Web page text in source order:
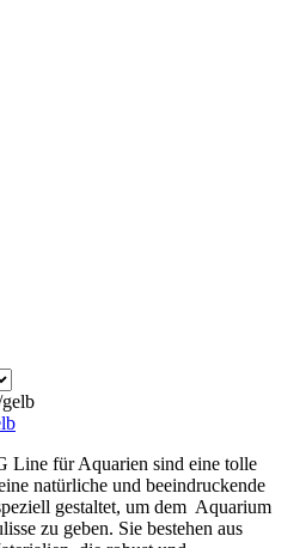
Line für Aquarien sind eine tolle
natürliche und beeindruckende
gestaltet, um dem Aquarium
zu geben. Sie bestehen aus